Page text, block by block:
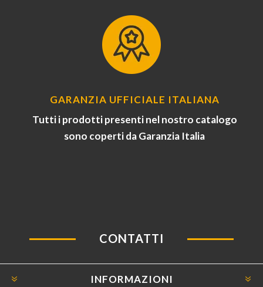
GARANZIA UFFICIALE ITALIANA
Tutti i prodotti presenti nel nostro catalogo
sono coperti da Garanzia Italia
CONTATTI
INFORMAZIONI